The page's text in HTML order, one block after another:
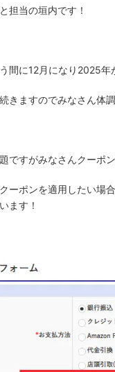
担当の垣内です！
間に12月になり2025年
きますのでみなさん体
ですがみなさんクーポ
ーポンを適用したい場
ます！